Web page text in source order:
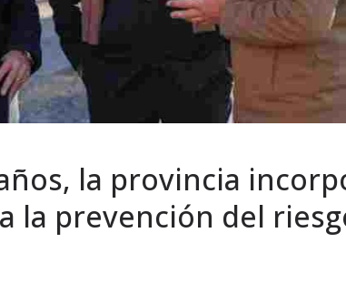
la provincia
la prevención del